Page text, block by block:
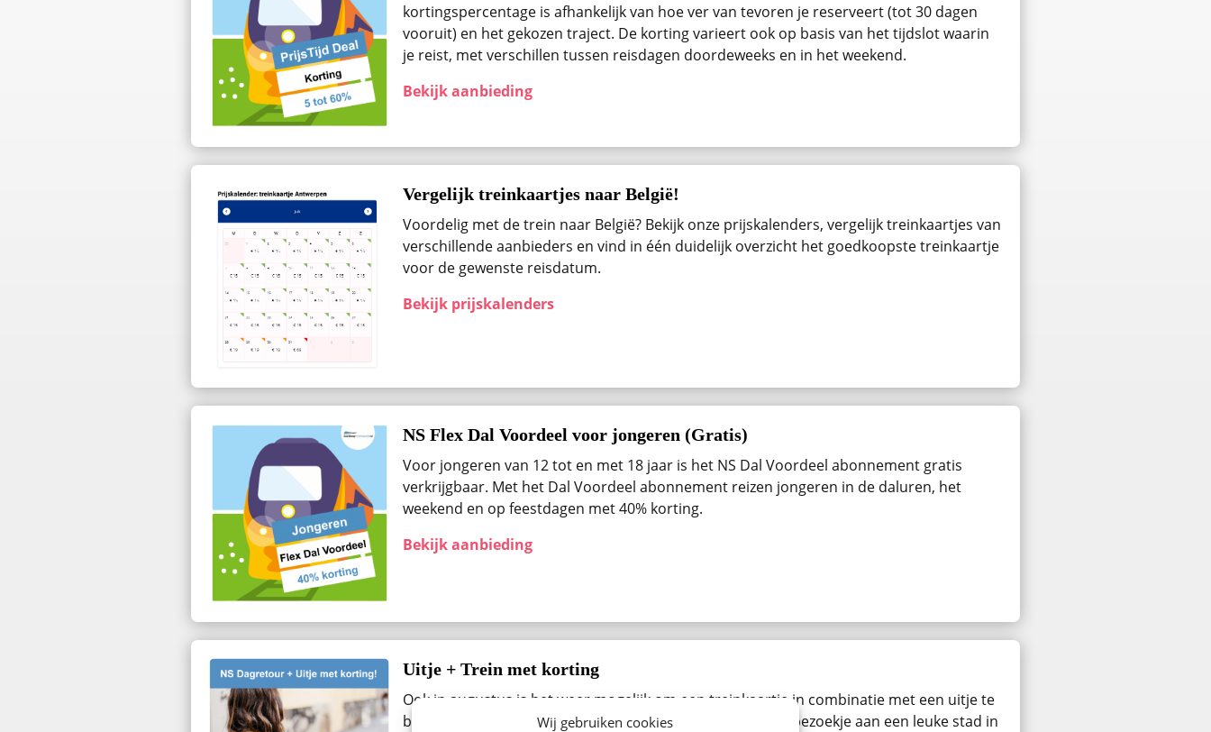
Wij gebruiken cookies
kortingspercentage is afhankelijk van hoe ver van tevoren je reserveert (tot 30 dagen
vooruit) en het gekozen traject. De korting varieert ook op basis van het tijdslot waarin
je reist, met verschillen tussen reisdagen doordeweeks en in het weekend.
Bekijk aanbieding
Vergelijk treinkaartjes naar België!
Voordelig met de trein naar België? Bekijk onze prijskalenders, vergelijk treinkaartjes van
verschillende aanbieders en vind in één duidelijk overzicht het goedkoopste treinkaartje
voor de gewenste reisdatum.
Bekijk prijskalenders
NS Flex Dal Voordeel voor jongeren (Gratis)
Voor jongeren van 12 tot en met 18 jaar is het NS Dal Voordeel abonnement gratis
verkrijgbaar. Met het Dal Voordeel abonnement reizen jongeren in de daluren, het
weekend en op feestdagen met 40% korting.
Bekijk aanbieding
Uitje + Trein met korting
Ook in augustus ​is het weer mogelijk om een treinkaartje in combinatie met een uitje te
bestellen. Denk aan een pretpark, een beurs, museum of bezoekje aan een leuke stad in